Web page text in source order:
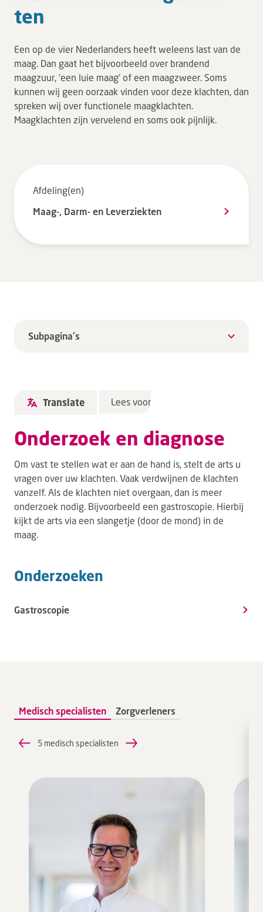
Tarieven en vergoeding
Uw gegevens
Wachttijden
Bezoek
Verwijzers
ten
Een op de vier Nederlanders heeft weleens last van de
maag. Dan gaat het bijvoorbeeld over brandend
maagzuur, 'een luie maag' of een maagzweer. Soms
kunnen wij geen oorzaak vinden voor deze klachten, dan
spreken wij over functionele maagklachten.
Maagklachten zijn vervelend en soms ook pijnlijk.
Afdeling(en)
Maag-, Darm- en Leverziekten
Subpagina's
Translate Lees voor
Onderzoek en diagnose
Om vast te stellen wat er aan de hand is, stelt de arts u
vragen over uw klachten. Vaak verdwijnen de klachten
vanzelf. Als de klachten niet overgaan, dan is meer
onderzoek nodig. Bijvoorbeeld een gastroscopie. Hierbij
kijkt de arts via een slangetje (door de mond) in de
maag.
Onderzoeken
Gastroscopie
Medisch specialisten Zorgverleners
5 medisch specialisten